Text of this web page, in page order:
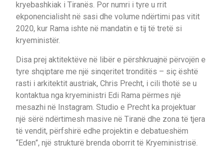
kryebashkiak i Tiranës. Por numri i tyre u rrit
ekponencialisht në sasi dhe volume ndërtimi pas vitit
2020, kur Rama ishte në mandatin e tij të tretë si
kryeministër.
Disa prej aktitektëve në libër e përshkruajnë përvojën e
tyre shqiptare me një sinqeritet tronditës – siç është
rasti i arkitektit austriak, Chris Precht, i cili thotë se u
kontaktua nga kryeministri Edi Rama përmes një
mesazhi në Instagram. Studio e Precht ka projektuar
një sërë ndërtimesh masive në Tiranë dhe zona të tjera
të vendit, përfshirë edhe projektin e debatueshëm
“Eden”, një strukturë brenda oborrit të Kryeministrisë.